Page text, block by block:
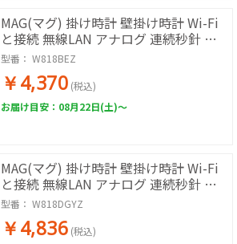
MAG(マグ) 掛け時計 壁掛け時計 Wi-Fi
と接続 無線LAN アナログ 連続秒針 静
音 木目調 インテリア おしゃれ かわい
い 見やすい リビング マンション 直径
約29.2cm ベージュ W818BEZ
型番： W818BEZ
￥4,370 (税込)
お届け目安：08月22日(土)～
MAG(マグ) 掛け時計 壁掛け時計 Wi-Fi
と接続 無線LAN アナログ 連続秒針 静
音 木目調 インテリア おしゃれ かわい
い 見やすい リビング マンション 直径
約29.2cm ダークグレー W818DGYZ
型番： W818DGYZ
￥4,836 (税込)